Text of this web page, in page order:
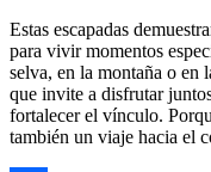
Estas escapadas
para vivir momentos
selva, en la montaña o en
que invite a disfrutar
fortalecer el vínculo.
también un viaje hacia el